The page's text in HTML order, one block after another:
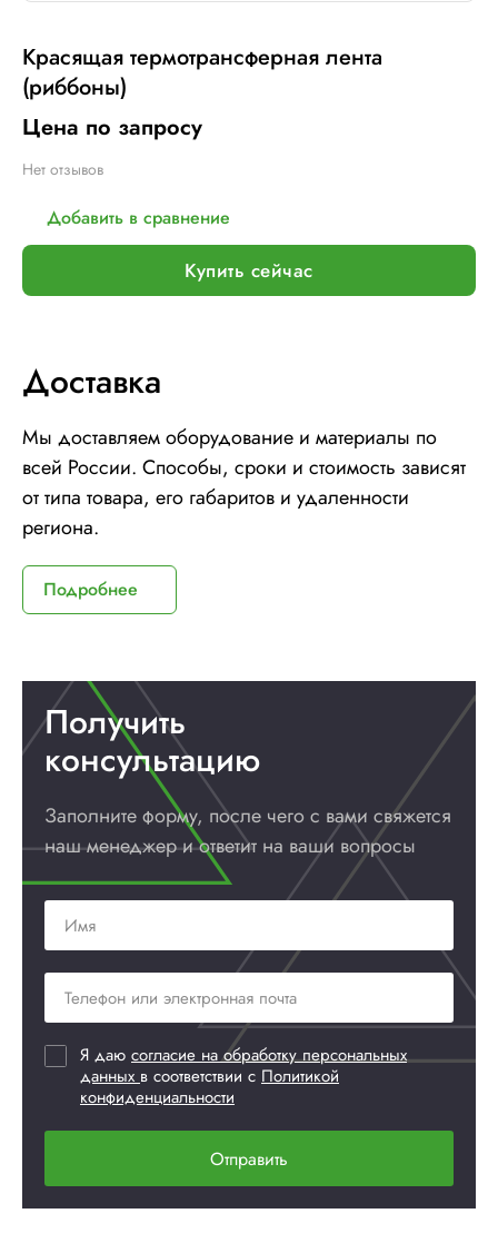
Красящая термотрансферная лента
(риббоны)
Цена по запросу
Нет отзывов
Добавить в сравнение
Купить сейчас
Доставка
Мы доставляем оборудование и материалы по
всей России. Способы, сроки и стоимость зависят
от типа товара, его габаритов и удаленности
региона.
Подробнее
Получить
консультацию
Заполните форму, после чего с вами свяжется
наш менеджер и ответит на ваши вопросы
Я даю согласие на обработку персональных
данных в соответствии с Политикой
конфиденциальности
Отправить